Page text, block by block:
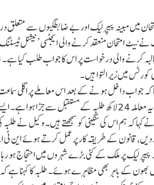
نیٹ امتحان منعقد کرنے والی ایجنسی ’نیشنل
کرنے والی درخواست پر اس کا جواب طلب کیا
کورٹس میں زیر التوا ہیں۔
کے وکیل نے کہا کہ یہ معاملہ 24 لاکھ طلبہ کے
کہ ہم اس کی سنگینی کو سمجھتے ہیں۔ وکیل نے
دیں، قانون کے طریقہ کار پر عمل کرتے ہوئے این
لیک پر ملک کے کئی بڑے شہروں میں احتجاج ہو
بھون کے باہر بھی مظاہرے ہوئے۔ طلبہ کا کہنا